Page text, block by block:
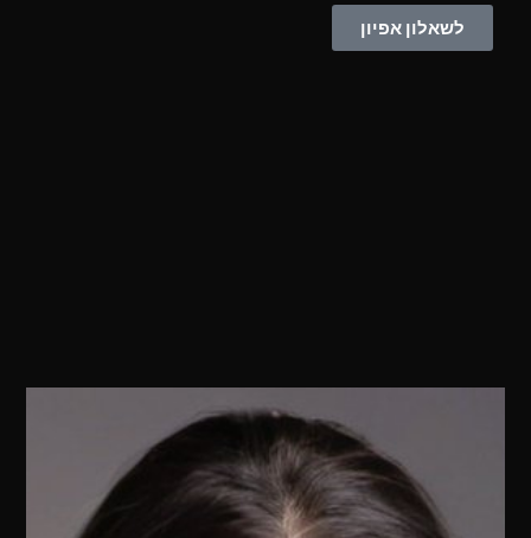
לשאלון אפיון